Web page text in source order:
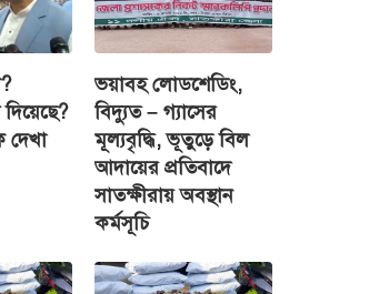
দেখা
ভয়াবহ লোডশেডিং,
বিদ্যুত – গ্যাসের
মূল্যবৃদ্ধি, ভূতুড়ে বিল
আদায়ের প্রতিবাদে
সাতক্ষীরায় অবস্থান
কর্মসূচি